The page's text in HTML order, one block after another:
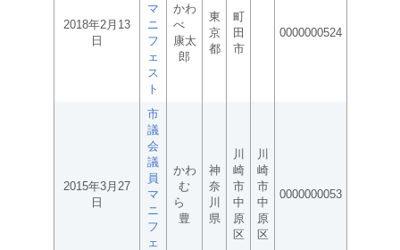
2018年2月13
日
マ
ニ
フ
ェ
ス
ト
かわ
べ
康太
郎
東
京
都
町
田
市
0000000524
2015年3月27
日
市
議
会
議
員
マ
ニ
フ
ェ
かわ
む
ら
豊
神
奈
川
県
川
崎
市
中
原
区
川
崎
市
中
原
区
0000000053